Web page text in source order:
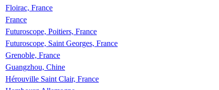
Floirac, France
France
Futuroscope, Poitiers, France
Futuroscope, Saint Georges, France
Grenoble, France
Guangzhou, Chine
Hérouville Saint Clair, France